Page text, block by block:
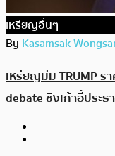
เหรียญอื่นๆ
ByKasamsak
เหรียญมีม TRUMP ร
debate ชิงเก้าอี้ประ